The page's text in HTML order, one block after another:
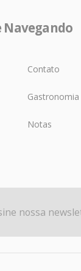
Contato
Gastronomia
Notas
nossa